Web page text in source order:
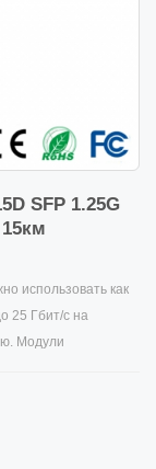
SFP 1.25G
использовать как
25 Гбит/с на
Модули
2HnD,